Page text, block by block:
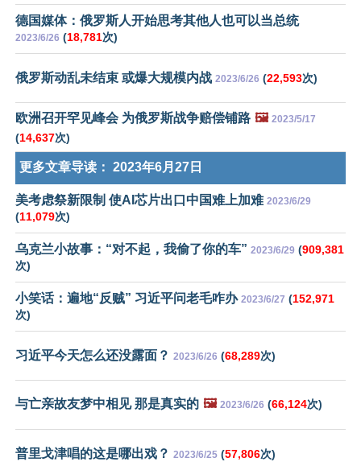
德国媒体：俄罗斯人开始思考其他人也可以当总统
2023/6/26 (18,781次)
俄罗斯动乱未结束 或爆大规模内战 2023/6/26 (22,593次)
欧洲召开罕见峰会 为俄罗斯战争赔偿铺路 🖼️ 2023/5/17
(14,637次)
更多文章导读： 2023年6月27日
美考虑祭新限制 使AI芯片出口中国难上加难 2023/6/29
(11,079次)
乌克兰小故事：“对不起，我偷了你的车” 2023/6/29 (909,381
次)
小笑话：遍地“反贼” 习近平问老毛咋办 2023/6/27 (152,971
次)
习近平今天怎么还没露面？ 2023/6/26 (68,289次)
与亡亲故友梦中相见 那是真实的 🖼️ 2023/6/26 (66,124次)
普里戈津唱的这是哪出戏？ 2023/6/25 (57,806次)